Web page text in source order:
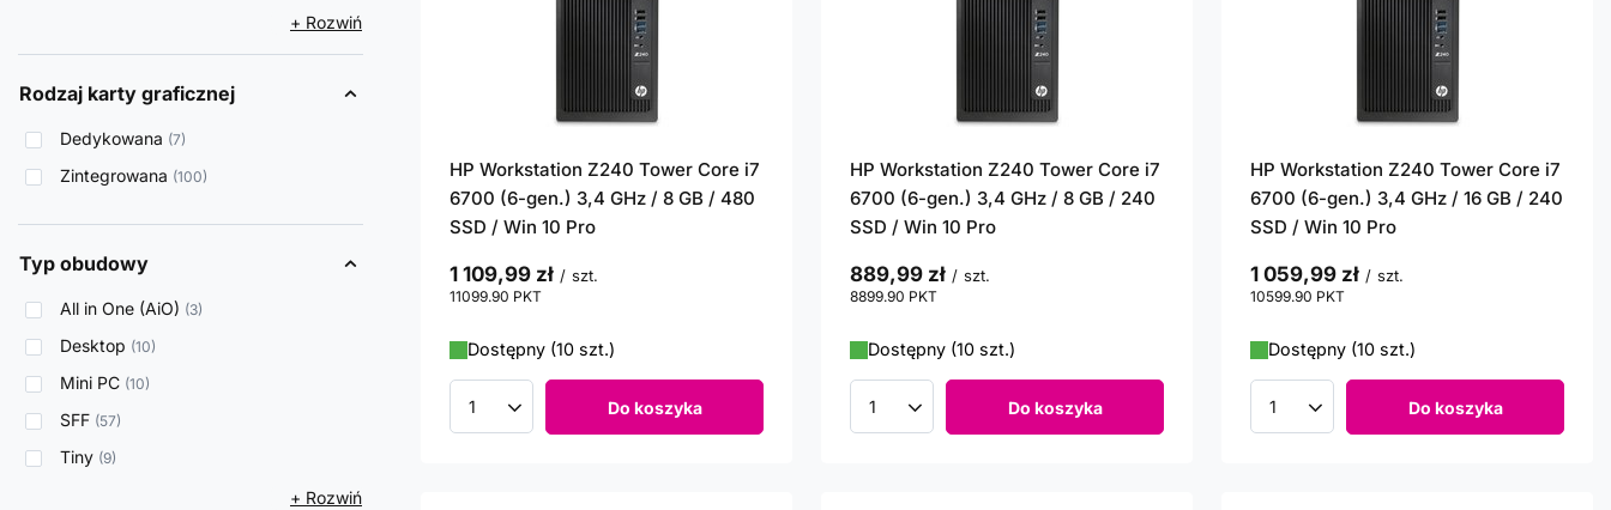
+ Rozwiń
Rodzaj karty graficznej
Dedykowana 7
Zintegrowana 100
Typ obudowy
All in One (AiO) 3
Desktop 10
Mini PC 10
SFF 57
Tiny 9
+ Rozwiń
HP Workstation Z240 Tower Core i7
6700 (6-gen.) 3,4 GHz / 8 GB / 480
SSD / Win 10 Pro
1 109,99 zł / szt.
11099.90 PKT
Dostępny (10 szt.)
Ilość produktów Do koszyka
HP Workstation Z240 Tower Core i7
6700 (6-gen.) 3,4 GHz / 8 GB / 240
SSD / Win 10 Pro
889,99 zł / szt.
8899.90 PKT
Dostępny (10 szt.)
Ilość produktów Do koszyka
HP Workstation Z240 Tower Core i7
6700 (6-gen.) 3,4 GHz / 16 GB / 240
SSD / Win 10 Pro
1 059,99 zł / szt.
10599.90 PKT
Dostępny (10 szt.)
Ilość produktów Do koszyka